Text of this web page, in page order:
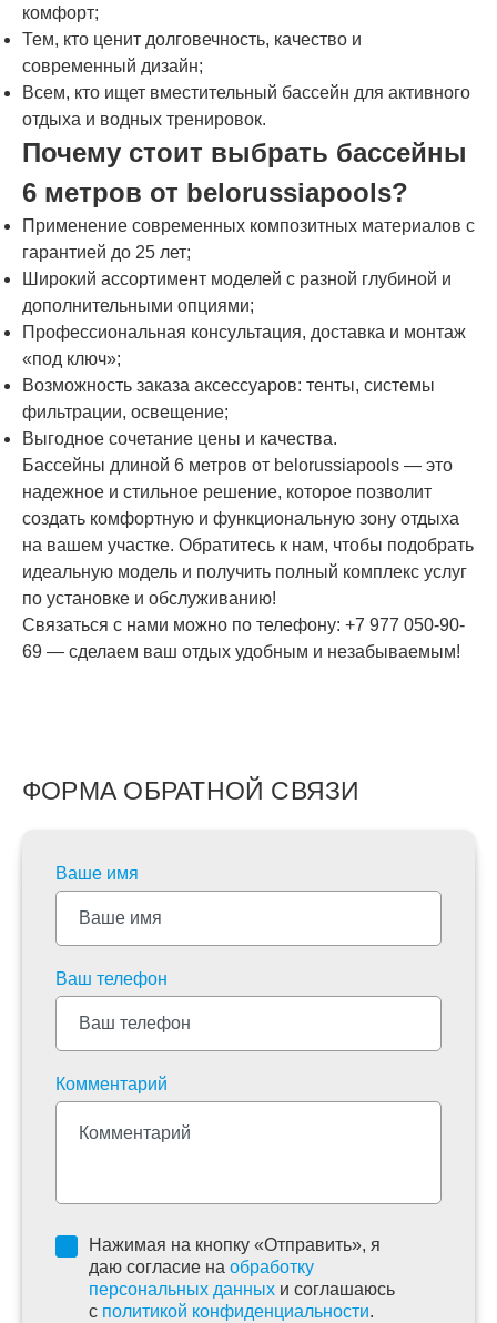
комфорт;
Тем, кто ценит долговечность, качество и
современный дизайн;
Всем, кто ищет вместительный бассейн для активного
отдыха и водных тренировок.
Почему стоит выбрать бассейны
6 метров от belorussiapools?
Применение современных композитных материалов с
гарантией до 25 лет;
Широкий ассортимент моделей с разной глубиной и
дополнительными опциями;
Профессиональная консультация, доставка и монтаж
«под ключ»;
Возможность заказа аксессуаров: тенты, системы
фильтрации, освещение;
Выгодное сочетание цены и качества.
Бассейны длиной 6 метров от belorussiapools — это
надежное и стильное решение, которое позволит
создать комфортную и функциональную зону отдыха
на вашем участке. Обратитесь к нам, чтобы подобрать
идеальную модель и получить полный комплекс услуг
по установке и обслуживанию!
Связаться с нами можно по телефону: +7 977 050-90-
69 — сделаем ваш отдых удобным и незабываемым!
ФОРМА ОБРАТНОЙ СВЯЗИ
Ваше имя
Ваш телефон
Комментарий
Нажимая на кнопку «Отправить», я
даю согласие на обработку
персональных данных и соглашаюсь
c политикой конфиденциальности.